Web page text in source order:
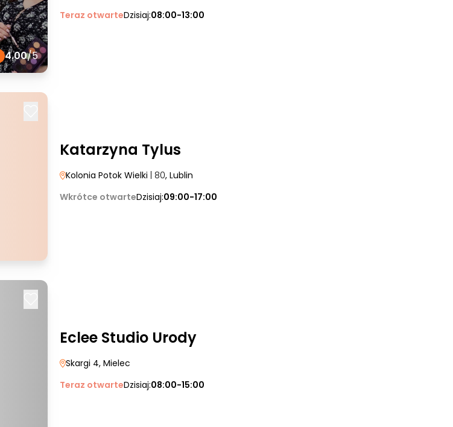
4.00/5
Teraz otwarteDzisiaj:08:00-13:00
Katarzyna Tylus
Kolonia Potok Wielki | 80, Lublin
Wkrótce otwarteDzisiaj:09:00-17:00
Eclee Studio Urody
Skargi 4, Mielec
Teraz otwarteDzisiaj:08:00-15:00